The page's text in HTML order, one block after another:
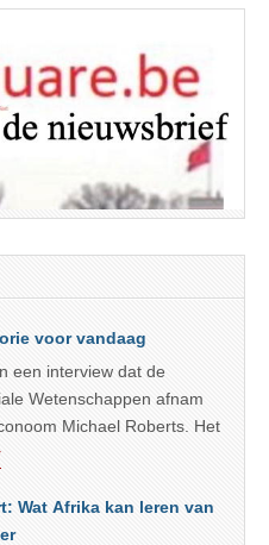
voor vandaag
een interview dat de
Wetenschappen afnam
Michael Roberts. Het
Wat Afrika kan leren van